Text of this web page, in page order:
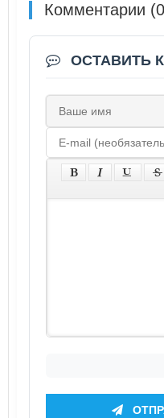
Комментарии
ОСТАВИТЬ